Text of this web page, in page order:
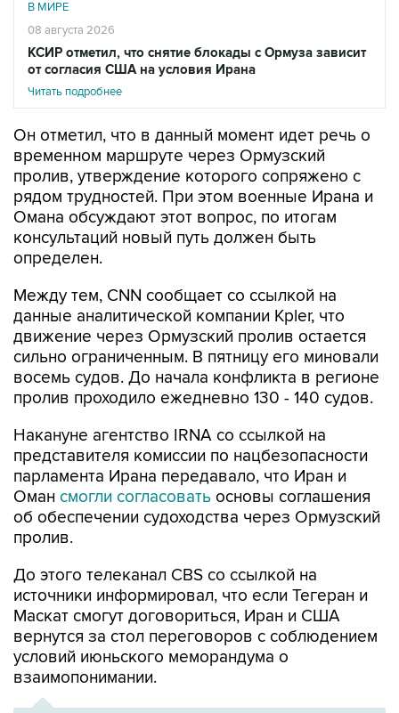
В МИРЕ
08 августа 2026
КСИР отметил, что снятие блокады с Ормуза зависит
от согласия США на условия Ирана
Читать подробнее
Он отметил, что в данный момент идет речь о
временном маршруте через Ормузский
пролив, утверждение которого сопряжено с
рядом трудностей. При этом военные Ирана и
Омана обсуждают этот вопрос, по итогам
консультаций новый путь должен быть
определен.
Между тем, CNN сообщает со ссылкой на
данные аналитической компании Kpler, что
движение через Ормузский пролив остается
сильно ограниченным. В пятницу его миновали
восемь судов. До начала конфликта в регионе
пролив проходило ежедневно 130 - 140 судов.
Накануне агентство IRNA со ссылкой на
представителя комиссии по нацбезопасности
парламента Ирана передавало, что Иран и
Оман смогли согласовать основы соглашения
об обеспечении судоходства через Ормузский
пролив.
До этого телеканал CBS со ссылкой на
источники информировал, что если Тегеран и
Маскат смогут договориться, Иран и США
вернутся за стол переговоров с соблюдением
условий июньского меморандума о
взаимопонимании.